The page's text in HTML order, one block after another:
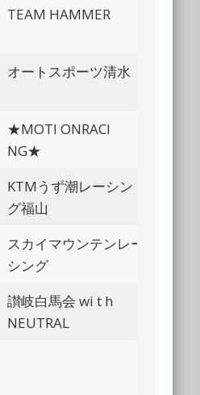
TEAM HAMMER
オートスポーツ清水
★MOTI ONRACI
NG★
KTMうず潮レーシン
グ福山
スカイマウンテンレー
シング
讃岐白馬会 wi t h
NEUTRAL